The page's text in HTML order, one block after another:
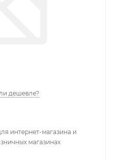
дешевле?
интернет-магазина и
магазинах